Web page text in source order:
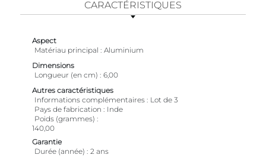
CARACTÉRISTIQUES
Aspect
Matériau principal
Aluminium
Dimensions
Longueur (en cm)
6,00
Autres caractéristiques
Informations complémentaires
Lot de 3
Pays de fabrication
Inde
Poids (grammes)
140,00
Garantie
Durée (année)
2 ans